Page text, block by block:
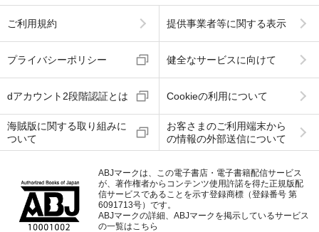
ご利用規約 提供事業者等に関する表示
プライバシーポリシー 健全なサービスに向けて
dアカウント2段階認証とは Cookieの利用について
海賊版に関する取り組みに
ついて
お客さまのご利用端末から
の情報の外部送信について
ABJマークは、この電子書店・電子書籍配信サービス
が、著作権者からコンテンツ使用許諾を得た正規版配
信サービスであることを示す登録商標（登録番号 第
6091713号）です。
ABJマークの詳細、ABJマークを掲示しているサービス
の一覧はこちら